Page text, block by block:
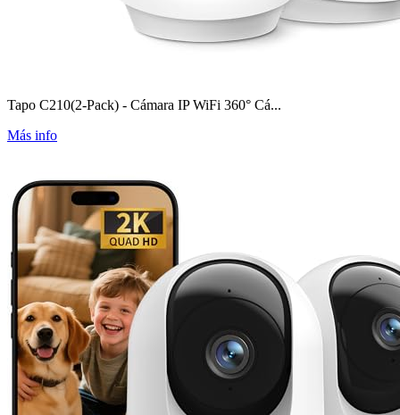
Tapo C210(2-Pack) - Cámara IP WiFi 360° Cá...
Más info